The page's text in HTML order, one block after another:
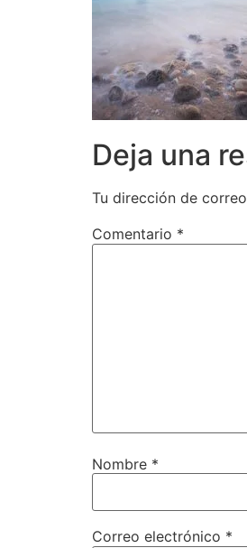
Deja una
Tu dirección de
Comentario *
Nombre *
Correo electrónico *